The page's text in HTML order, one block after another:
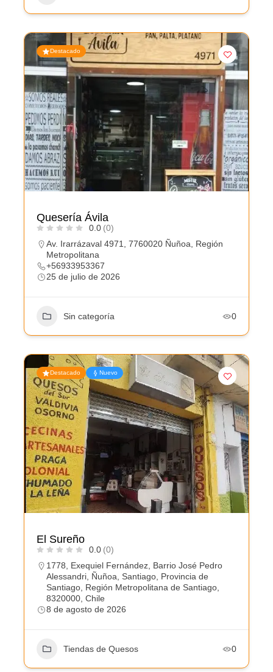
Destacado
Quesería Ávila
0.0 (0)
Av. Irarrázaval 4971, 7760020 Ñuñoa, Región
Metropolitana
+56933953367
25 de julio de 2026
Sin categoría 0
Destacado Nuevo
El Sureño
0.0 (0)
1778, Exequiel Fernández, Barrio José Pedro
Alessandri, Ñuñoa, Santiago, Provincia de
Santiago, Región Metropolitana de Santiago,
8320000, Chile
8 de agosto de 2026
Tiendas de Quesos 0